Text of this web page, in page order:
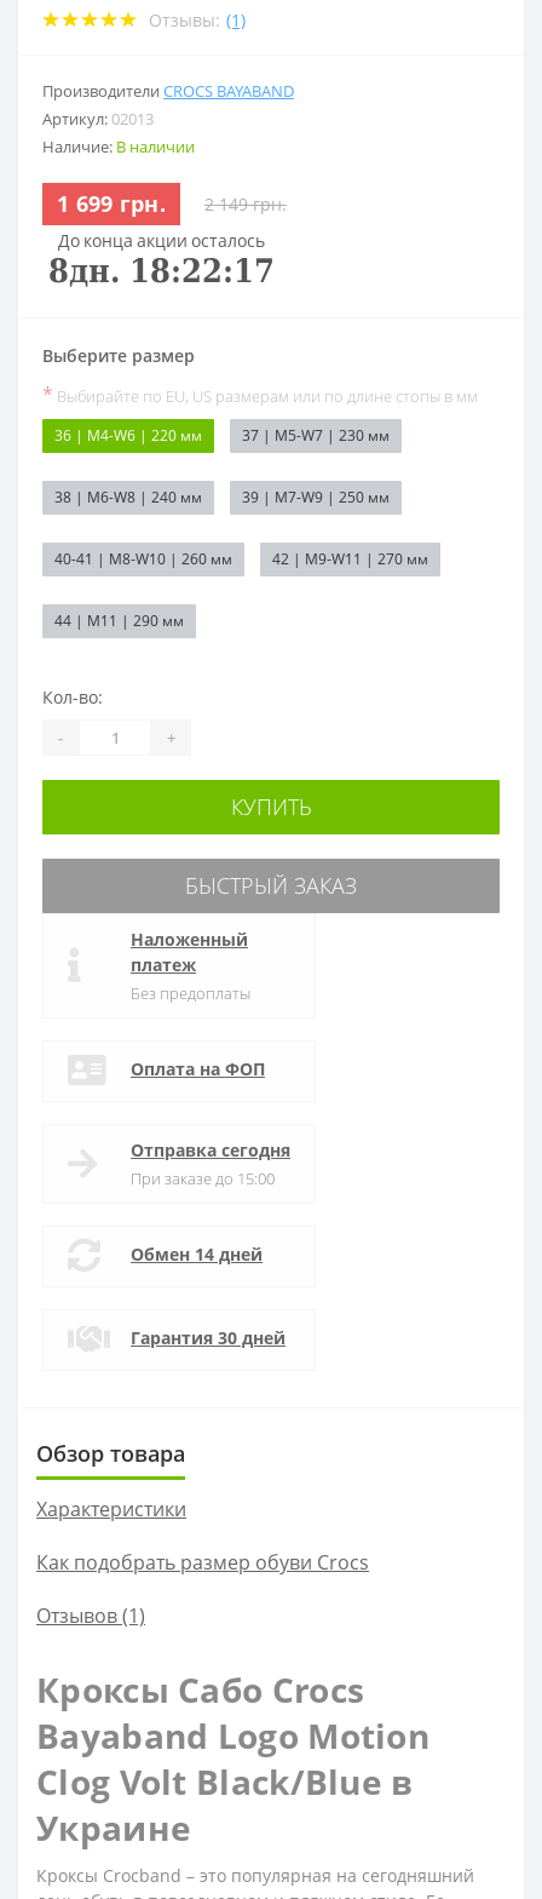
Отзывы: (1)
Производители CROCS BAYABAND
Артикул:02013
Наличие: В наличии
1 699 грн.
2 149 грн.
До конца акции осталось
8дн. 18:22:16
Выберите размер
* Выбирайте по EU, US размерам или по длине стопы в мм
36 | M4-W6 | 220 мм 37 | M5-W7 | 230 мм
38 | M6-W8 | 240 мм 39 | M7-W9 | 250 мм
40-41 | M8-W10 | 260 мм 42 | M9-W11 | 270 мм
44 | M11 | 290 мм
Кол-во:
- +
КУПИТЬ
БЫСТРЫЙ ЗАКАЗ
Наложенный
платеж
Без предоплаты
Оплата на ФОП
Отправка сегодня
При заказе до 15:00
Обмен 14 дней
Гарантия 30 дней
Обзор товара
Характеристики
Как подобрать размер обуви Crocs
Отзывов (1)
Кроксы Сабо Crocs
Bayaband Logo Motion
Clog Volt Black/Blue в
Украине
Кроксы Crocband – это популярная на сегодняшний